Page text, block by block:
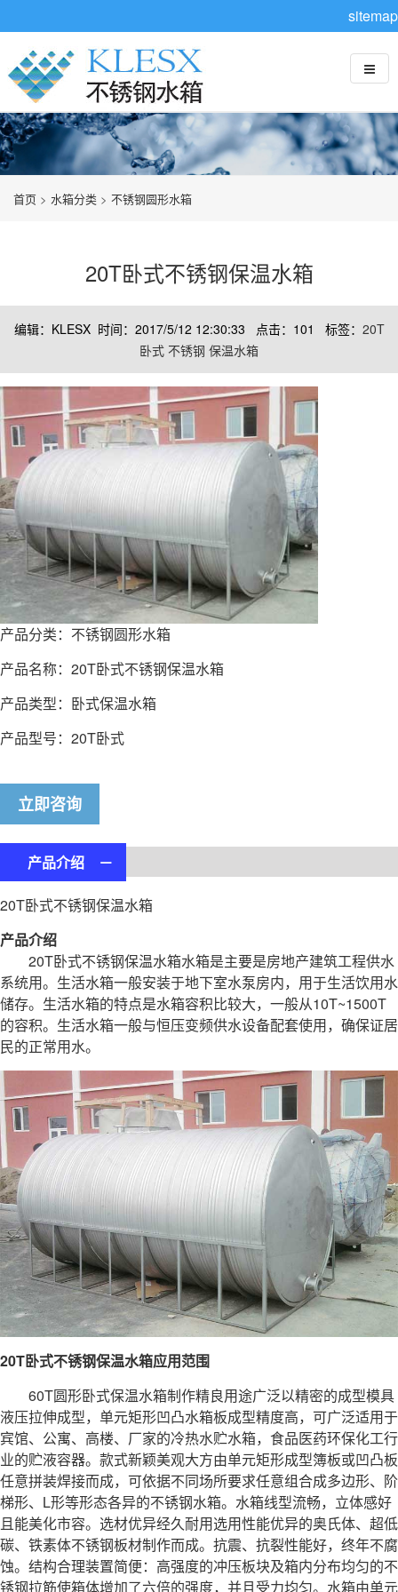
sitemap
首页 > 水箱分类 > 不锈钢圆形水箱
20T卧式不锈钢保温水箱
编辑：KLESX 时间：2017/5/12 12:30:33 点击： 101 标签： 20T
卧式 不锈钢 保温水箱
产品分类：不锈钢圆形水箱
产品名称：20T卧式不锈钢保温水箱
产品类型：卧式保温水箱
产品型号：20T卧式
立即咨询
产品介绍 －
20T卧式不锈钢保温水箱
产品介绍
20T卧式不锈钢保温水箱水箱是主要是房地产建筑工程供水
系统用。生活水箱一般安装于地下室水泵房内，用于生活饮用水
储存。生活水箱的特点是水箱容积比较大，一般从10T~1500T
的容积。生活水箱一般与恒压变频供水设备配套使用，确保证居
民的正常用水。
20T卧式不锈钢保温水箱应用范围
60T圆形卧式保温水箱制作精良用途广泛以精密的成型模具
液压拉伸成型，单元矩形凹凸水箱板成型精度高，可广泛适用于
宾馆、公寓、高楼、厂家的冷热水贮水箱，食品医药环保化工行
业的贮液容器。款式新颖美观大方由单元矩形成型簿板或凹凸板
任意拼装焊接而成，可依据不同场所要求任意组合成多边形、阶
梯形、L形等形态各异的不锈钢水箱。水箱线型流畅，立体感好
且能美化市容。选材优异经久耐用选用性能优异的奥氏体、超低
碳、铁素体不锈钢板材制作而成。抗震、抗裂性能好，终年不腐
蚀。结构合理装置简便：高强度的冲压板块及箱内分布均匀的不
锈钢拉筋使箱体增加了六倍的强度，并且受力均匀。水箱由单元